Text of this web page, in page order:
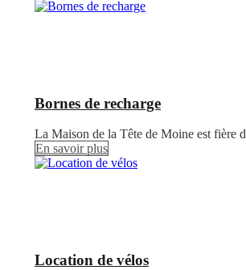
Bornes de recharge
La Maison de la Tête de Moine est fière
En savoir plus
Location de vélos